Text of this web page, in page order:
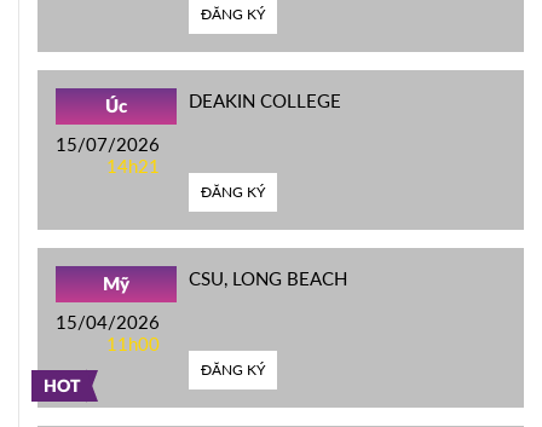
ĐĂNG KÝ
Úc
15/07/2026
14h21
DEAKIN COLLEGE
ĐĂNG KÝ
HOT
Mỹ
15/04/2026
11h00
CSU, LONG BEACH
ĐĂNG KÝ